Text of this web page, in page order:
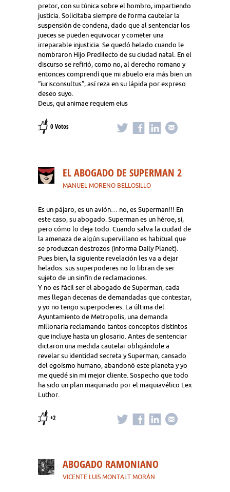
pretor, con su túnica sobre el hombro, impartiendo
justicia. Solicitaba siempre de forma cautelar la
suspensión de condena, dado que al sentenciar los
jueces se pueden equivocar y cometer una
irreparable injusticia. Se quedó helado cuando le
nombraron Hijo Predilecto de su ciudad natal. En el
discurso se refirió, como no, al derecho romano y
entonces comprendí que mi abuelo era más bien un
“iurisconsultus”, así reza en su lápida por expreso
deseo suyo.
Deus, qui animae requiem eius
0 Votos
EL ABOGADO DE SUPERMAN 2
MANUEL MORENO BELLOSILLO
Es un pájaro, es un avión… no, es Superman!!! En
este caso, su abogado. Superman es un héroe, sí,
pero cómo lo deja todo. Cuando salva la ciudad de
la amenaza de algún supervillano es habitual que
se produzcan destrozos (informa Daily Planet).
Pues bien, la siguiente revelación les va a dejar
helados: sus superpoderes no lo libran de ser
sujeto de un sinfín de reclamaciones.
Y no es fácil ser el abogado de Superman, cada
mes llegan decenas de demandadas que contestar,
y yo no tengo superpoderes. La última del
Ayuntamiento de Metropolis, una demanda
millonaria reclamando tantos conceptos distintos
que incluye hasta un glosario. Antes de sentenciar
dictaron una medida cautelar obligándole a
revelar su identidad secreta y Superman, cansado
del egoísmo humano, abandonó este planeta y yo
me quedé sin mi mejor cliente. Sospecho que todo
ha sido un plan maquinado por el maquiavélico Lex
Luthor.
+2
ABOGADO RAMONIANO
VICENTE LUIS MONTALT MORÁN